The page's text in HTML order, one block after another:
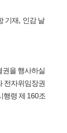
기재, 인감 날
권을 행사하실
전자위임장권
행령 제 160조